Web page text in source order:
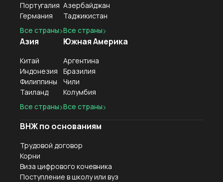
Португалия
Германия
Все страны
Азия
Китай
Индонезия
Филиппины
Таиланд
Все страны
Азербайджан
Таджикистан
Все страны
Южная Америка
Аргентина
Бразилия
Чили
Колумбия
Все страны
ВНЖ по основаниям
Трудовой договор
Корни
Виза цифрового кочевника
Поступление в школу или вуз